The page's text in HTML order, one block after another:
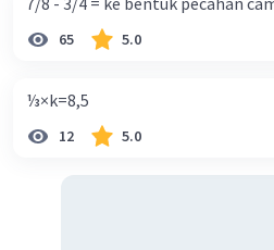
65 5.0
⅓×k=8,5
12 5.0